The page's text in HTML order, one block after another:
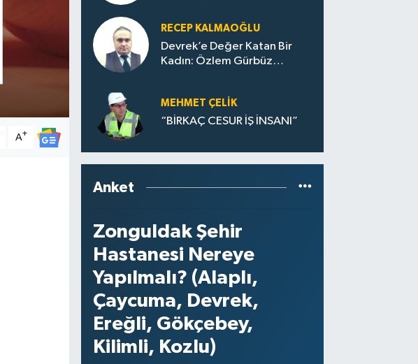
A+
RECEP KALMAOĞLU
Devrek’e Değer Katan Bir
Kadın: Özlem Gürbüz
MEHMET ÇELIK
“BİRKAÇ CESUR İŞ İNSANI”
Anket
Zonguldak Şehir
Hastanesi Nereye
Yapılmalı? (Alaplı,
Çaycuma, Devrek,
Ereğli, Gökçebey,
Kilimli, Kozlu)